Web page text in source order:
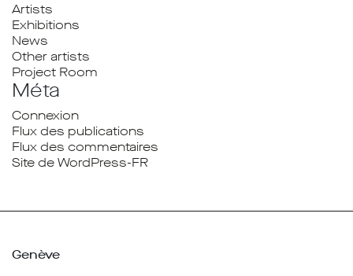
Artists
Exhibitions
News
Other artists
Project Room
Méta
Connexion
Flux des publications
Flux des commentaires
Site de WordPress-FR
Genève